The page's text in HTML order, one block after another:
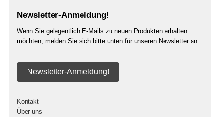
Newsletter-Anmeldung!
Wenn Sie gelegentlich E-Mails zu neuen Produkten erhalten
möchten, melden Sie sich bitte unten für unseren Newsletter an:
Newsletter-Anmeldung!
Kontakt
Über uns